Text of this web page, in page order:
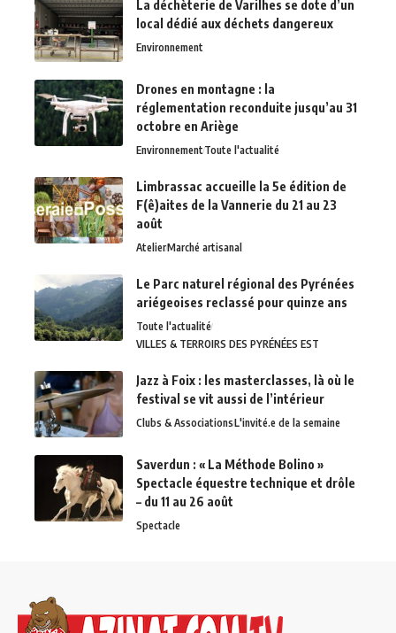
La déchèterie de Varilhes se dote d’un
local dédié aux déchets dangereux
Environnement
Drones en montagne : la
réglementation reconduite jusqu’au 31
octobre en Ariège
EnvironnementToute l'actualité
Limbrassac accueille la 5e édition de
F(ê)aites de la Vannerie du 21 au 23
août
AtelierMarché artisanal
Le Parc naturel régional des Pyrénées
ariégeoises reclassé pour quinze ans
Toute l'actualité
VILLES & TERROIRS DES PYRÉNÉES EST
Jazz à Foix : les masterclasses, là où le
festival se vit aussi de l’intérieur
Clubs & AssociationsL'invité.e de la semaine
Saverdun : « La Méthode Bolino »
Spectacle équestre technique et drôle
– du 11 au 26 août
Spectacle